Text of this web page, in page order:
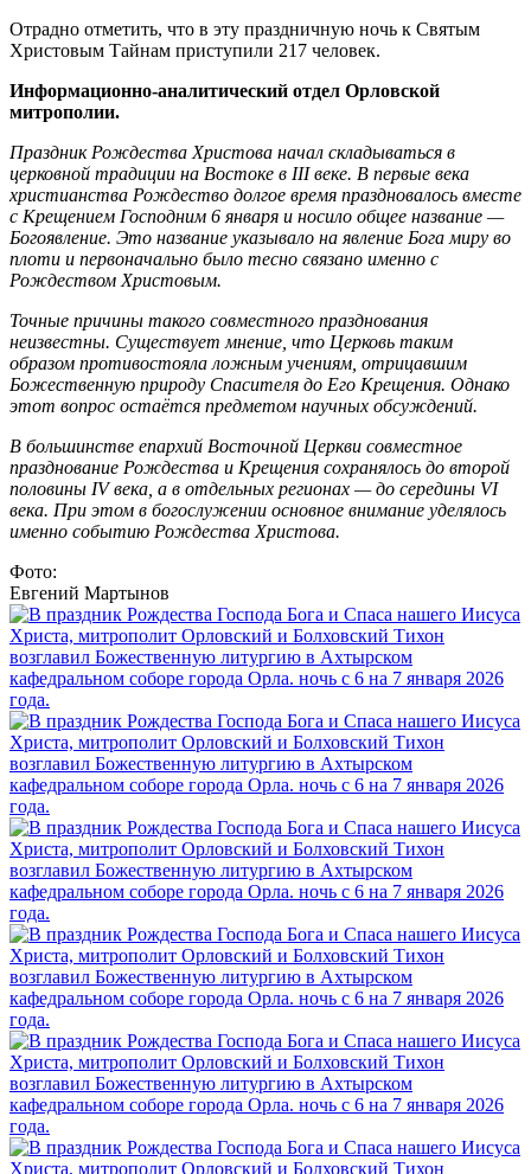
Отрадно отметить, что в эту праздничную ночь к Святым
Христовым Тайнам приступили 217 человек.
Информационно-аналитический отдел Орловской
митрополии.
Праздник Рождества Христова начал складываться в
церковной традиции на Востоке в III веке. В первые века
христианства Рождество долгое время праздновалось вместе
с Крещением Господним 6 января и носило общее название —
Богоявление. Это название указывало на явление Бога миру во
плоти и первоначально было тесно связано именно с
Рождеством Христовым.
Точные причины такого совместного празднования
неизвестны. Существует мнение, что Церковь таким
образом противостояла ложным учениям, отрицавшим
Божественную природу Спасителя до Его Крещения. Однако
этот вопрос остаётся предметом научных обсуждений.
В большинстве епархий Восточной Церкви совместное
празднование Рождества и Крещения сохранялось до второй
половины IV века, а в отдельных регионах — до середины VI
века. При этом в богослужении основное внимание уделялось
именно событию Рождества Христова.
Фото:
Евгений Мартынов